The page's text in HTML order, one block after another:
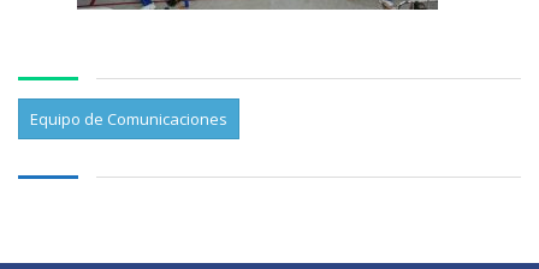
Equipo de Comunicaciones